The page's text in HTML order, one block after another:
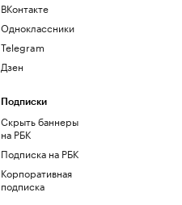
ВКонтакте
Одноклассники
Telegram
Дзен
Подписки
Скрыть баннеры
на РБК
Подписка на РБК
Корпоративная
подписка